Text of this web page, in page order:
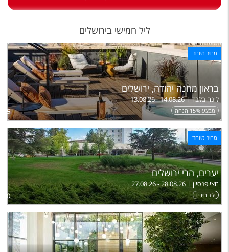
Русский
קרוז
מגזין אשת
שירות לקוחות
טופס צור קשר
תקנון
נגישות
עקבו אחרינו
ליל חמישי בירושלים
מחיר מיוחד
בראון מחנה יהודה, ירושלים
לינה בלבד 13.08.26 - 14.08.26
מבצע 15% הנחה
מחיר מיוחד
יערים, הרי ירושלים
חצי פנסיון 27.08.26 - 28.08.26
ילד חינם